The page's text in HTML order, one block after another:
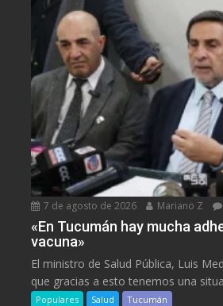
7 de agosto de 2026 Mariano Z
«En Tucumán hay mucha
vacuna»
El ministro de Salud Pública, Luis
que gracias a esto tenemos una
Populares Salud Tucumán